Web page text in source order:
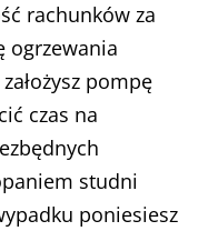
rachunków za
ogrzewania
pompę
czas na
studni
poniesiesz